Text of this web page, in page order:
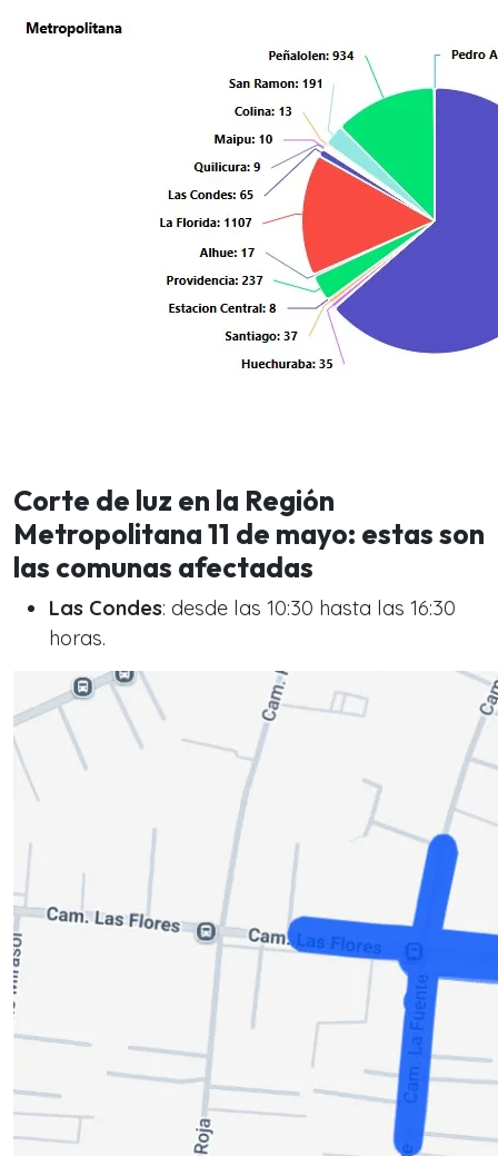
Corte de luz en la Región
Metropolitana 11 de mayo: estas son
las comunas afectadas
Las Condes: desde las 10:30 hasta las 16:30
horas.